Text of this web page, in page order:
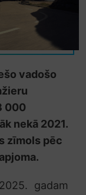
vadošo
000
nekā 2021.
zīmols pēc
gadam